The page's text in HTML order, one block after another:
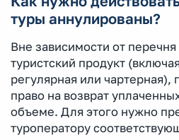
туры аннулированы?
Вне зависимости от
туристский продукт
регулярная или чартерная),
право на возврат
объеме. Для этого нужно
туроператору